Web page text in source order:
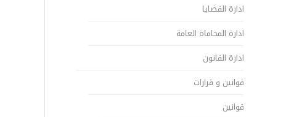
ادارة القضايا
ادارة المحاماة العامة
ادارة القانون
قوانين و قرارات
قوانين